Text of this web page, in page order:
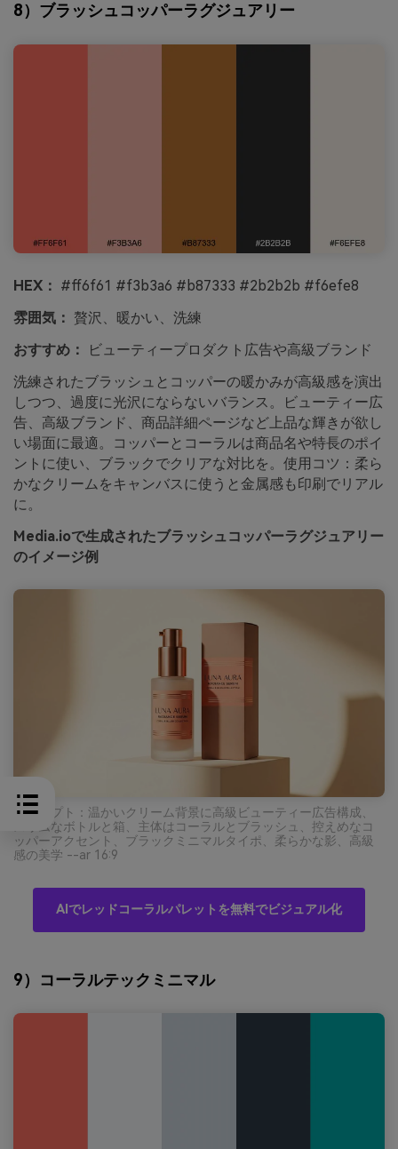
8）ブラッシュコッパーラグジュアリー
HEX： #ff6f61 #f3b3a6 #b87333 #2b2b2b #f6efe8
雰囲気： 贅沢、暖かい、洗練
おすすめ：
ビューティープロダクト広告や高級ブランド
洗練されたブラッシュとコッパーの暖かみが高級感を演出
しつつ、過度に光沢にならないバランス。ビューティー広
告、高級ブランド、商品詳細ページなど上品な輝きが欲し
い場面に最適。コッパーとコーラルは商品名や特長のポイ
ントに使い、ブラックでクリアな対比を。使用コツ：柔ら
かなクリームをキャンバスに使うと金属感も印刷でリアル
に。
Media.ioで生成されたブラッシュコッパーラグジュアリー
のイメージ例
プロンプト：温かいクリーム背景に高級ビューティー広告構成、
スリムなボトルと箱、主体はコーラルとブラッシュ、控えめなコ
ッパーアクセント、ブラックミニマルタイポ、柔らかな影、高級
感の美学 --ar 16:9
AIでレッドコーラルパレットを無料でビジュアル化
9）コーラルテックミニマル